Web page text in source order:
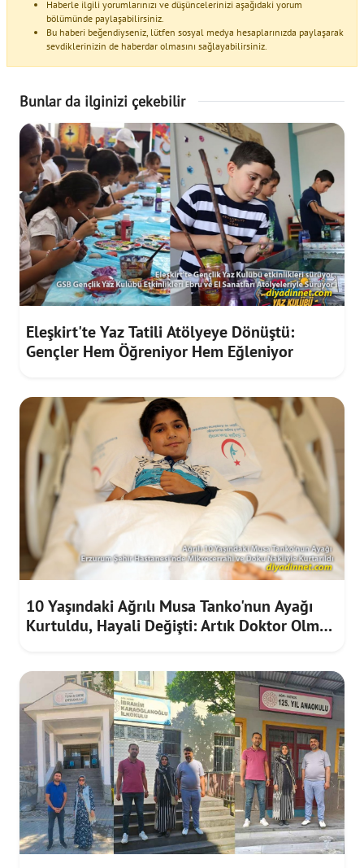
Haberle ilgili yorumlarınızı ve düşüncelerinizi aşağıdaki yorum
bölümünde paylaşabilirsiniz.
Bu haberi beğendiyseniz, lütfen sosyal medya hesaplarınızda paylaşarak
sevdiklerinizin de haberdar olmasını sağlayabilirsiniz.
Bunlar da ilginizi çekebilir
Eleşkirt'te Yaz Tatili Atölyeye Dönüştü:
Gençler Hem Öğreniyor Hem Eğleniyor
10 Yaşındaki Ağrılı Musa Tanko'nun Ayağı
Kurtuldu, Hayali Değişti: Artık Doktor Olmak